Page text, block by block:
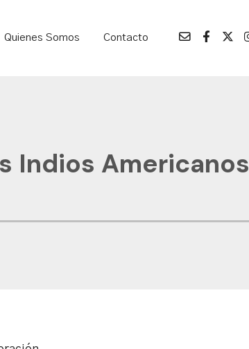
Quienes Somos Contacto
Indios Americanos